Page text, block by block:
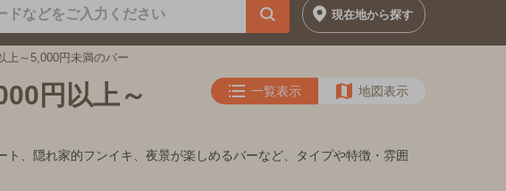
現在地から探す
上～5,000円未満のバー
円以上～
一覧表示 地図表示
、隠れ家的フンイキ、夜景が楽しめるバーなど、タイプや特徴・雰囲